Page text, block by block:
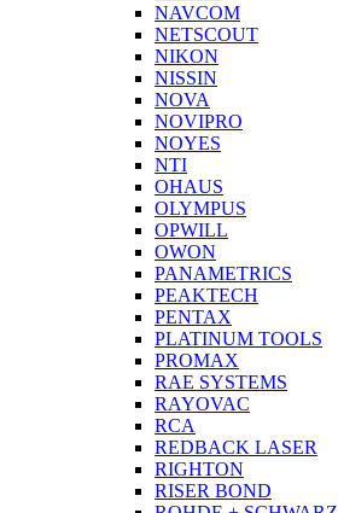
NAVCOM
NETSCOUT
NIKON
NISSIN
NOVA
NOVIPRO
NOYES
NTI
OHAUS
OLYMPUS
OPWILL
OWON
PANAMETRICS
PEAKTECH
PENTAX
PLATINUM TOOLS
PROMAX
RAE SYSTEMS
RAYOVAC
RCA
REDBACK LASER
RIGHTON
RISER BOND